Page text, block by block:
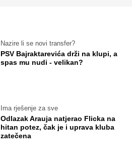
Nazire li se novi transfer?
PSV Bajraktarevića drži na klupi, a
spas mu nudi - velikan?
Ima rješenje za sve
Odlazak Arauja natjerao Flicka na
hitan potez, čak je i uprava kluba
zatečena